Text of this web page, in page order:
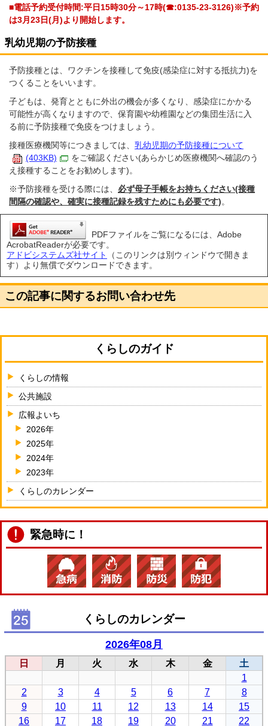
■電話予約受付時間:平日15時30分～17時(☎:0135-23-3126)※予約
は3月23日(月)より開始します。
乳幼児期の予防接種
予防接種とは、ワクチンを接種して免疫(感染症に対する抵抗力)を
つくることをいいます。
子どもは、発育とともに外出の機会が多くなり、感染症にかかる
可能性が高くなりますので、保育園や幼稚園などの集団生活に入
る前に予防接種で免疫をつけましょう。
接種医療機関等につきましては、 乳幼児期の予防接種について
(403KB)
をご確認ください(あらかじめ医療機関へ確認のう
え接種することをお勧めします)。
※予防接種を受ける際には、 必ず母子手帳をお持ちください(接種
間隔の確認や、確実に接種記録を残すためにも必要です)。
PDFファイルをご覧になるには、Adobe
AcrobatReaderが必要です。
アドビシステムズ社サイト
（このリンクは別ウィンドウで開きま
す）より無償でダウンロードできます。
この記事に関するお問い合わせ先
くらしのガイド
くらしの情報
公共施設
広報よいち
2026年
2025年
2024年
2023年
くらしのカレンダー
緊急時に！
くらしのカレンダー